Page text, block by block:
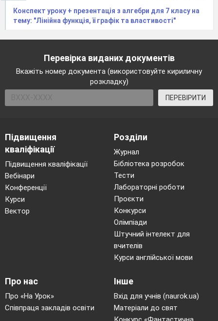
Конспект уроку + презентація з алгебри для 7 класу на
тему: "Лінійна функція, її графік та властивості"
Перевірка виданих документів
Вкажіть номер документа (використовуйте кириличну
розкладку)
ПЕРЕВІРИТИ
Підвищення
кваліфікації
Підвищення кваліфікації
Вебінари
Конференції
Курси
Вектор
Розділи
Журнал
Бібліотека розробок
Тести
Лабораторні роботи
Проєкти
Конкурси
Олімпіади
Штучний інтелект для
вчителів
Курси англійської мови
Про нас
Про «На Урок»
Співпраця закладів освіти
Інше
Вхід для учнів (naurok.ua)
Матеріали до свят